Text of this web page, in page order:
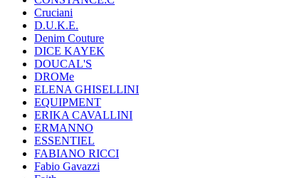
Cruciani
D.U.K.E.
Denim Couture
DICE KAYEK
DOUCAL'S
DROMe
ELENA GHISELLINI
EQUIPMENT
ERIKA CAVALLINI
ERMANNO
ESSENTIEL
FABIANO RICCI
Fabio Gavazzi